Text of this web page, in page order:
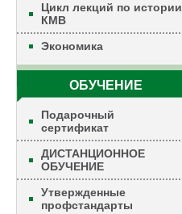
Цикл лекций по истории
КМВ
Экономика
ОБУЧЕНИЕ
Подарочный
сертификат
ДИСТАНЦИОННОЕ
ОБУЧЕНИЕ
Утвержденные
профстандарты